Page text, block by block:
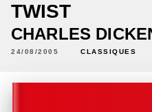
TWIST
CHARLES
24/08/2005 CLASSIQUES